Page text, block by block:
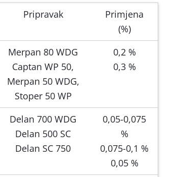
Pripravak
Primjena
(%)
Merpan 80 WDG
Captan WP 50,
Merpan 50 WDG,
Stoper 50 WP
0,2 %
0,3 %
Delan 700 WDG
Delan 500 SC
Delan SC 750
0,05-0,075
%
0,075-0,1 %
0,05 %